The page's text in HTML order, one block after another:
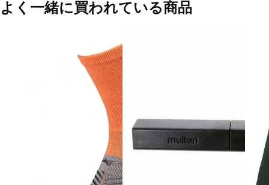
よく一緒に買われている商品